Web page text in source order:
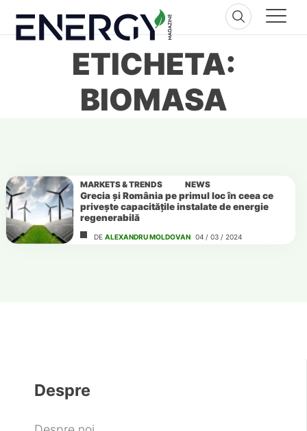
content
ETICHETA:
BIOMASA
MARKETS & TRENDS NEWS
Grecia și România pe primul loc în ceea ce
privește capacitățile instalate de energie
regenerabilă
DE ALEXANDRU MOLDOVAN 04 / 03 / 2024
Despre